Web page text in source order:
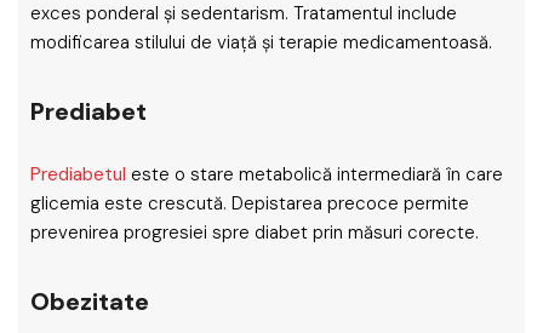
exces ponderal și sedentarism. Tratamentul include
modificarea stilului de viață și terapie medicamentoasă.
Prediabet
Prediabetul este o stare metabolică intermediară în care
glicemia este crescută. Depistarea precoce permite
prevenirea progresiei spre diabet prin măsuri corecte.
Obezitate